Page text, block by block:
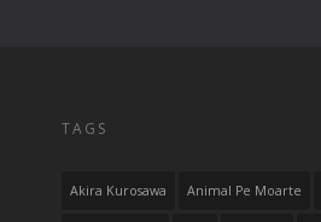
TAGS
Akira Kurosawa Animal Pe Moarte